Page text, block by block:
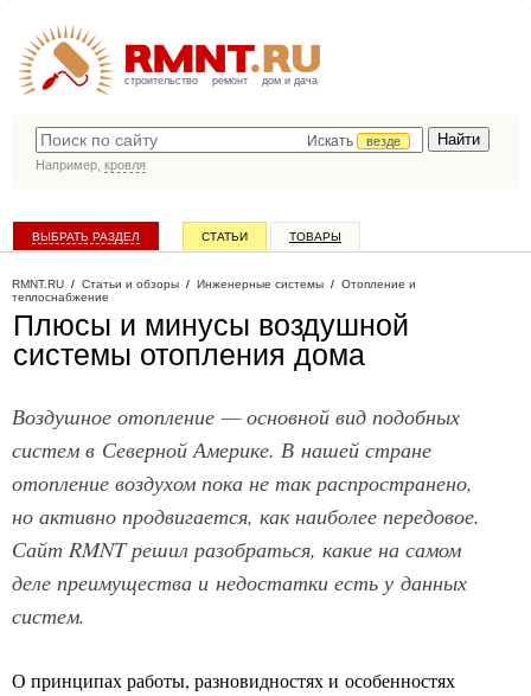
строительство ремонт дом и дача
Искать
везде
Например, кровля
ВЫБРАТЬ РАЗДЕЛ СТАТЬИ ТОВАРЫ
RMNT.RU / Статьи и обзоры / Инженерные системы / Отопление и
теплоснабжение
Плюсы и минусы воздушной
системы отопления дома
Воздушное отопление — основной вид подобных
систем в Северной Америке. В нашей стране
отопление воздухом пока не так распространено,
но активно продвигается, как наиболее передовое.
Сайт RMNT решил разобраться, какие на самом
деле преимущества и недостатки есть у данных
систем.
О принципах работы, разновидностях и особенностях